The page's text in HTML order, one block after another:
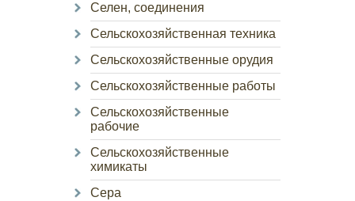
Селен, соединения
Сельскохозяйственная техника
Сельскохозяйственные орудия
Сельскохозяйственные работы
Сельскохозяйственные
рабочие
Сельскохозяйственные
химикаты
Сера